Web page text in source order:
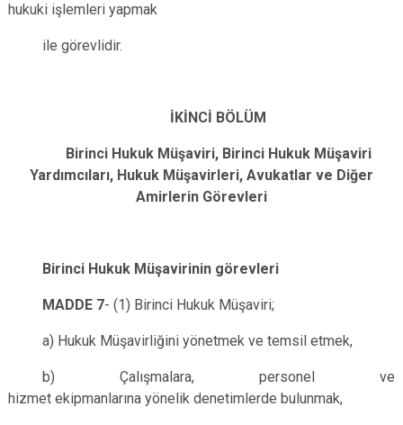
hukuki işlemleri yapmak
ile görevlidir.
İKİNCİ BÖLÜM
Birinci Hukuk Müşaviri, Birinci Hukuk Müşaviri
Yardımcıları, Hukuk Müşavirleri, Avukatlar ve Diğer
Amirlerin Görevleri
Birinci Hukuk Müşavirinin görevleri
MADDE 7- (1) Birinci Hukuk Müşaviri;
a) Hukuk Müşavirliğini yönetmek ve temsil etmek,
b) Çalışmalara, personel ve
hizmet ekipmanlarına yönelik denetimlerde bulunmak,